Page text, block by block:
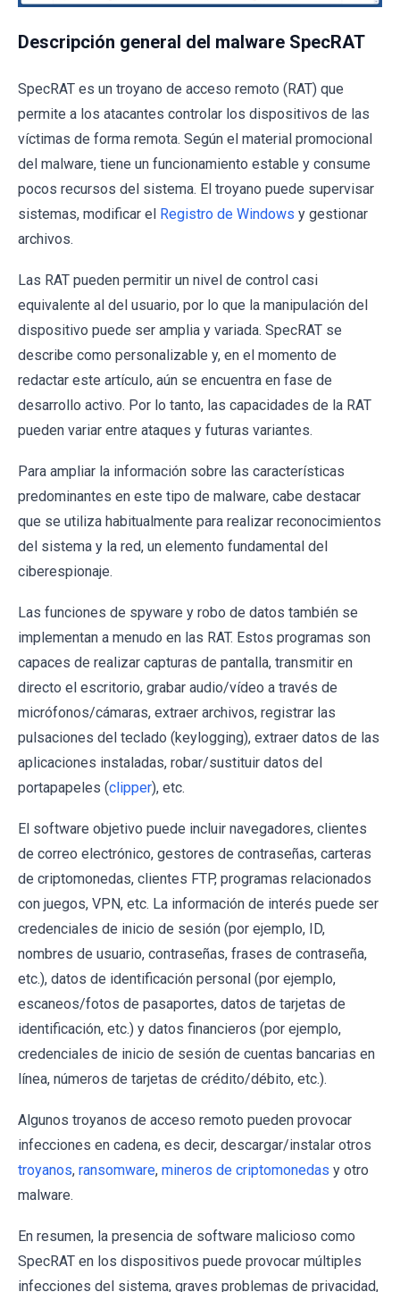
Descripción general del malware SpecRAT
SpecRAT es un troyano de acceso remoto (RAT) que
permite a los atacantes controlar los dispositivos de las
víctimas de forma remota. Según el material promocional
del malware, tiene un funcionamiento estable y consume
pocos recursos del sistema. El troyano puede supervisar
sistemas, modificar el Registro de Windows y gestionar
archivos.
Las RAT pueden permitir un nivel de control casi
equivalente al del usuario, por lo que la manipulación del
dispositivo puede ser amplia y variada. SpecRAT se
describe como personalizable y, en el momento de
redactar este artículo, aún se encuentra en fase de
desarrollo activo. Por lo tanto, las capacidades de la RAT
pueden variar entre ataques y futuras variantes.
Para ampliar la información sobre las características
predominantes en este tipo de malware, cabe destacar
que se utiliza habitualmente para realizar reconocimientos
del sistema y la red, un elemento fundamental del
ciberespionaje.
Las funciones de spyware y robo de datos también se
implementan a menudo en las RAT. Estos programas son
capaces de realizar capturas de pantalla, transmitir en
directo el escritorio, grabar audio/vídeo a través de
micrófonos/cámaras, extraer archivos, registrar las
pulsaciones del teclado (keylogging), extraer datos de las
aplicaciones instaladas, robar/sustituir datos del
portapapeles (clipper), etc.
El software objetivo puede incluir navegadores, clientes
de correo electrónico, gestores de contraseñas, carteras
de criptomonedas, clientes FTP, programas relacionados
con juegos, VPN, etc. La información de interés puede ser
credenciales de inicio de sesión (por ejemplo, ID,
nombres de usuario, contraseñas, frases de contraseña,
etc.), datos de identificación personal (por ejemplo,
escaneos/fotos de pasaportes, datos de tarjetas de
identificación, etc.) y datos financieros (por ejemplo,
credenciales de inicio de sesión de cuentas bancarias en
línea, números de tarjetas de crédito/débito, etc.).
Algunos troyanos de acceso remoto pueden provocar
infecciones en cadena, es decir, descargar/instalar otros
troyanos, ransomware, mineros de criptomonedas y otro
malware.
En resumen, la presencia de software malicioso como
SpecRAT en los dispositivos puede provocar múltiples
infecciones del sistema, graves problemas de privacidad,